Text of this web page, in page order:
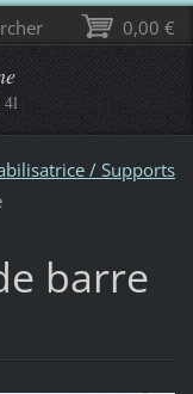
4l
/ Supports
barre
0,00 €